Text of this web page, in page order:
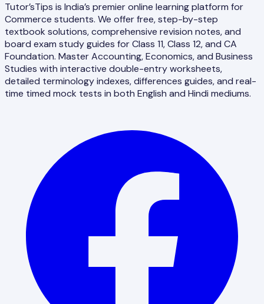
Tutor’sTips is India’s premier online learning platform for
Commerce students. We offer free, step-by-step
textbook solutions, comprehensive revision notes, and
board exam study guides for Class 11, Class 12, and CA
Foundation. Master Accounting, Economics, and Business
Studies with interactive double-entry worksheets,
detailed terminology indexes, differences guides, and real-
time timed mock tests in both English and Hindi mediums.